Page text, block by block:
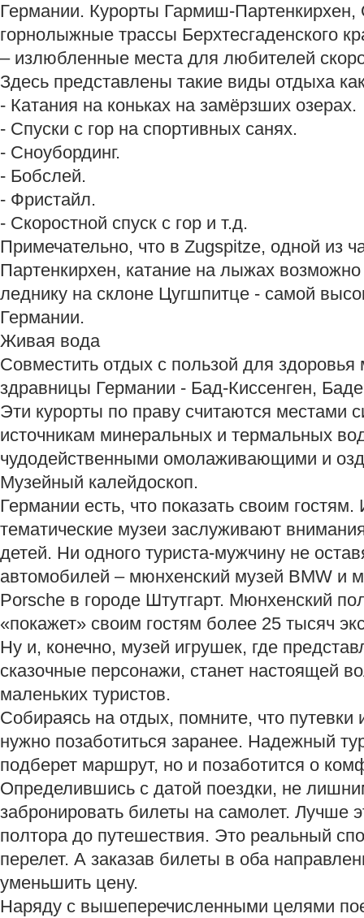
Германии. Курорты Гармиш-
горнолыжные трассы Берхтесгаденского
– излюбленные места для любителей
Здесь представлены такие виды отдыха
- Катания на коньках на замёрзших озерах.
- Спуски с гор на спортивных санях.
- Сноубординг.
- Бобслей.
- Фристайл.
- Скоростной спуск с гор и т.д.
Примечательно, что в Zugspitze, одной из
Партенкирхен, катание на лыжах
леднику на склоне Цугшпитце - самой
Германии.
Живая вода
Совместить отдых с пользой для
здравницы Германии - Бад-Киссенген,
Эти курорты по праву считаются местами
источникам минеральных и термальных
чудодейственными омолаживающими и
Музейный калейдоскоп.
Германии есть, что показать своим гостям.
тематические музеи заслуживают
детей. Ни одного туриста-мужчину не
автомобилей – мюнхенский музей BMW и
Porsche в городе Штутгарт. Мюнхенский
«покажет» своим гостям более 25 тысяч
Ну и, конечно, музей игрушек, где
сказочные персонажи, станет настоящей
маленьких туристов.
Собираясь на отдых, помните, что
нужно позаботиться заранее. Надежный
подберет маршрут, но и позаботится о
Определившись с датой поездки, не
забронировать билеты на самолет. Лучше
полтора до путешествия. Это реальный
перелет. А заказав билеты в оба
уменьшить цену.
Наряду с вышеперечисленными целями